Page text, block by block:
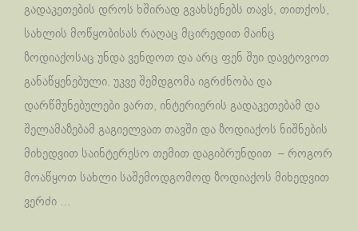
გადაკეთების დროს ხშირად გვახსენებს თავს, თითქოს,
სახლის მოწყობისას რაღაც მცირედით მაინც
ზოდიაქოსაც უნდა ვენდოთ და არც ფენ შუი დავტოვოთ
განაწყენებული. უკვე შემდგომა იგრძნობა და
დარწმუნებულები ვართ, ინტერიერის გადაკეთებამ და
შელამაზებამ გაგიელვათ თავში და ზოდიაქოს ნიშნების
მიხედვით საინტერესო თემით დაგიბრუნდით – როგორ
მოაწყოთ სახლი საშემოდგომოდ ზოდიაქოს მიხედვით
ვერძი …